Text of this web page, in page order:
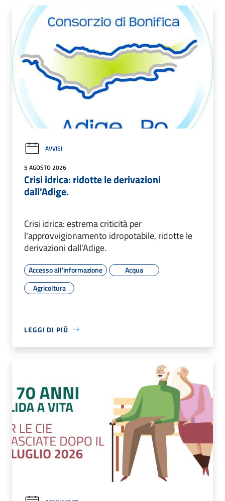
AVVISI
5 AGOSTO 2026
Crisi idrica: ridotte le derivazioni
dall'Adige.
Crisi idrica: estrema criticità per
l'approvvigionamento idropotabile, ridotte le
derivazioni dall'Adige.
Accesso all'informazione
Acqua
Agricoltura
LEGGI DI PIÙ